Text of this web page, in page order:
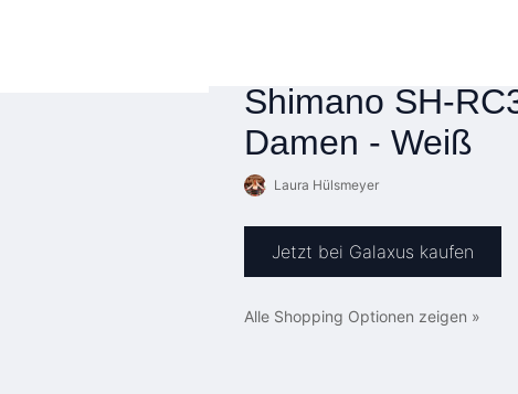
Shimano SH-
Damen - Weiß
Laura Hülsmeyer
Jetzt bei Galaxus kaufen
Alle Shopping Optionen zeigen »